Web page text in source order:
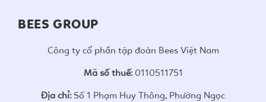
BEES GROUP
Công ty cổ phần tập đoàn Bees Việt Nam
Mã số thuế: 0110511751
Địa chỉ: Số 1 Phạm Huy Thông, Phường Ngọc